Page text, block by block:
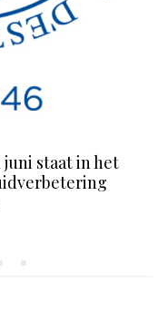
juni staat in het